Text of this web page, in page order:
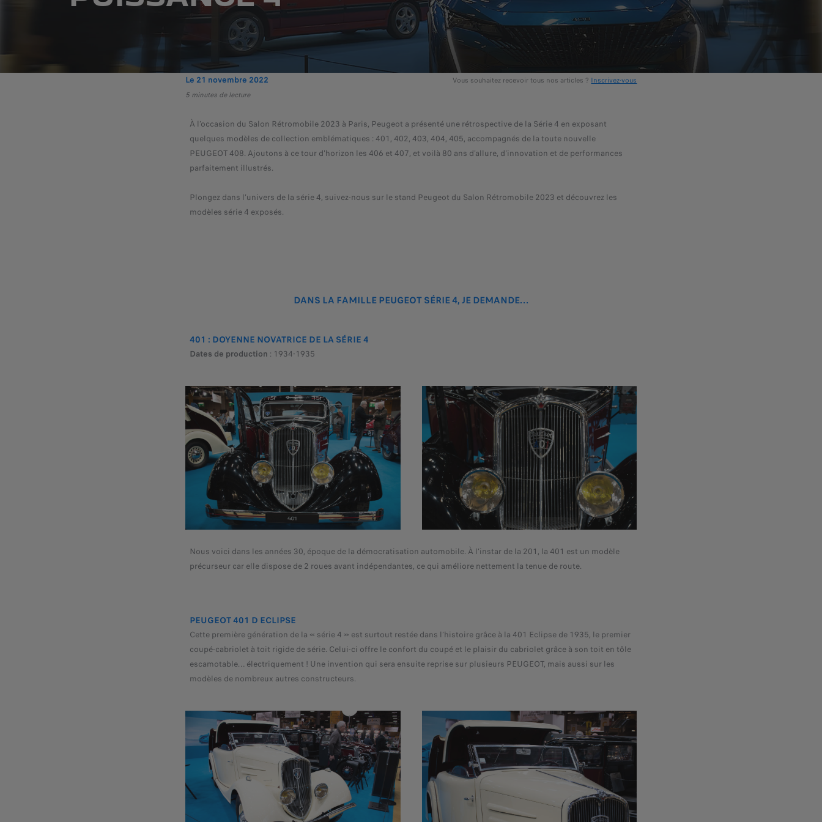
Le 21 novembre 2022
5 minutes de lecture
Vous souhaitez recevoir tous nos articles ? Inscrivez-vous
À l’occasion du Salon Rétromobile 2023 à Paris, Peugeot a présenté une rétrospective de la Série 4 en exposant
quelques modèles de collection emblématiques : 401, 402, 403, 404, 405, accompagnés de la toute nouvelle
PEUGEOT 408. Ajoutons à ce tour d'horizon les 406 et 407, et voilà 80 ans d'allure, d'innovation et de performances
parfaitement illustrés.
Plongez dans l’univers de la série 4, suivez-nous sur le stand Peugeot du Salon Rétromobile 2023 et découvrez les
modèles série 4 exposés.
DANS LA FAMILLE PEUGEOT SÉRIE 4, JE DEMANDE…
401 : DOYENNE NOVATRICE DE LA SÉRIE 4
Dates de production : 1934-1935
Nous voici dans les années 30, époque de la démocratisation automobile. À l’instar de la 201, la 401 est un modèle
précurseur car elle dispose de 2 roues avant indépendantes, ce qui améliore nettement la tenue de route.
PEUGEOT 401 D ECLIPSE
Cette première génération de la « série 4 » est surtout restée dans l’histoire grâce à la 401 Eclipse de 1935, le premier
coupé-cabriolet à toit rigide de série. Celui-ci offre le confort du coupé et le plaisir du cabriolet grâce à son toit en tôle
escamotable… électriquement ! Une invention qui sera ensuite reprise sur plusieurs PEUGEOT, mais aussi sur les
modèles de nombreux autres constructeurs.